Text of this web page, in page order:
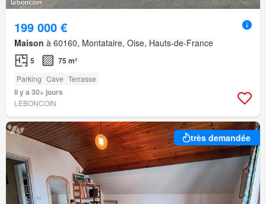
199 000 €
Maison à 60160, Montataire, Oise, Hauts-de-France
5 75 m²
Parking Cave Terrasse
Il y a 30+ jours
LEBONCOIN
très demandée